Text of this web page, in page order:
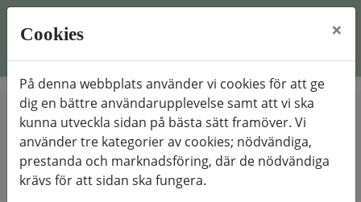
Hem Mina sidor
Registrera dig
Registrering sökande
Registrering sökande
Cookies ×
På denna webbplats använder vi cookies för att ge
dig en bättre användarupplevelse samt att vi ska
kunna utveckla sidan på bästa sätt framöver. Vi
använder tre kategorier av cookies; nödvändiga,
prestanda och marknadsföring, där de nödvändiga
krävs för att sidan ska fungera.